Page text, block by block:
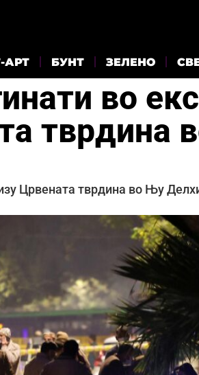
АРТ БУНТ ЗЕЛЕНО
во
тврдина
Црвената тврдина во Њу